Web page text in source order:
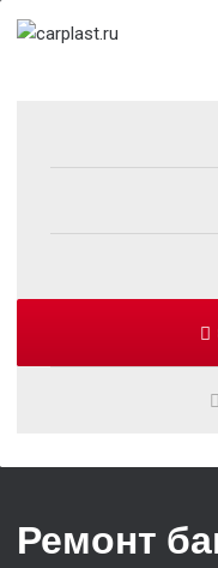
Ремонт